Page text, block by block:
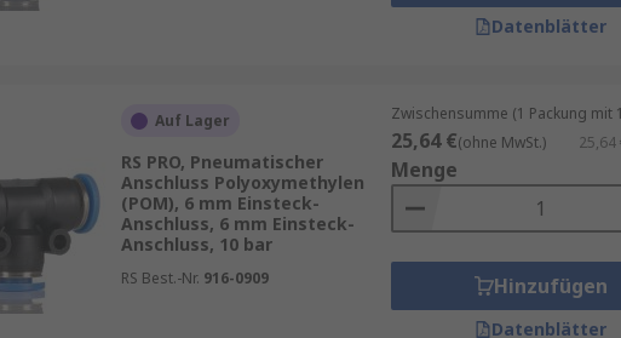
Rohre zu verbinden, entweder in einer geraden oder
Rohrwerkstoffe erhältlich.
Verbindung zu erstellen, typischerweise bei 90 Grad, und können
Sie ermöglichen schnelle und einfache Änderungen am System.
Verbindung, in der Regel mit einem Gewindeende und einem
erhältlich.
Vielzahl von Anwendungen geeignet. und ermöglichen
einfache werkzeuglose Installation mit in beiden Gewindearten
Datenblätter
Auf Lager
RS PRO, Pneumatischer
Anschluss Polyoxymethylen
(POM), 6 mm Einsteck-
Anschluss, 6 mm Einsteck-
Anschluss, 10 bar
RS Best.-Nr. 916-0909
Zwischensumme (1 Packung mit
25,64 €(ohne MwSt.) 25,64
Menge
Hinzufügen
Datenblätter